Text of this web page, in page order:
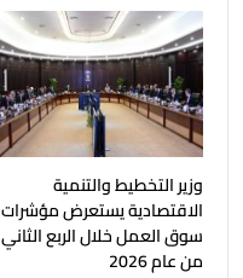
وزير التخطيط والتنمية
الاقتصادية يستعرض مؤشرات
سوق العمل خلال الربع الثاني
من عام 2026